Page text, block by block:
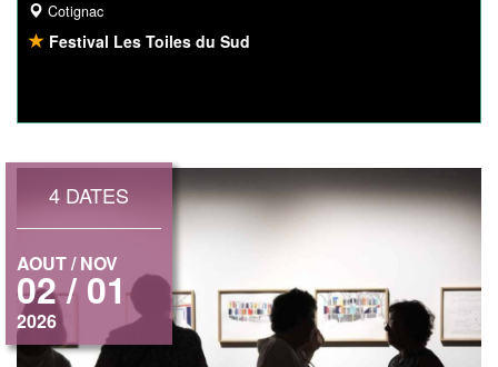
Cotignac
Festival Les Toiles du Sud
4 DATES
AOUT / NOV
02 / 01
2026